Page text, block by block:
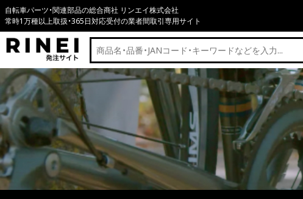
自転車パーツ・関連部品の総合商社 リンエイ株式会社
常時1万種以上取扱・365日対応受付の業者間取引専用サイト